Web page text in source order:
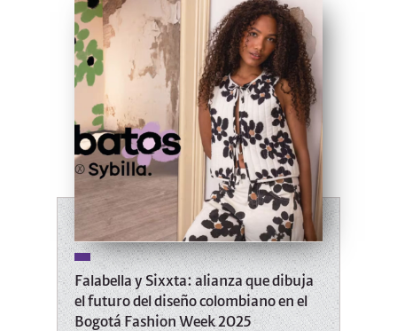
Falabella y Sixxta: alianza que dibuja
el futuro del diseño colombiano en el
Bogotá Fashion Week 2025